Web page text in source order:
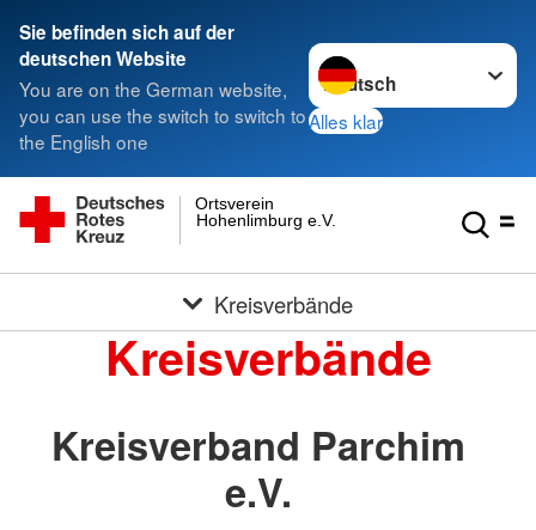
Sie befinden sich auf der
deutschen Website
You are on the German website,
you can use the switch to switch to
the English one
Sprache wechseln zu
Alles klar
Hohenlimburg e.V.
Ortsverein
Kreisverbände
Kreisverbände
Kreisverband Parchim
e.V.